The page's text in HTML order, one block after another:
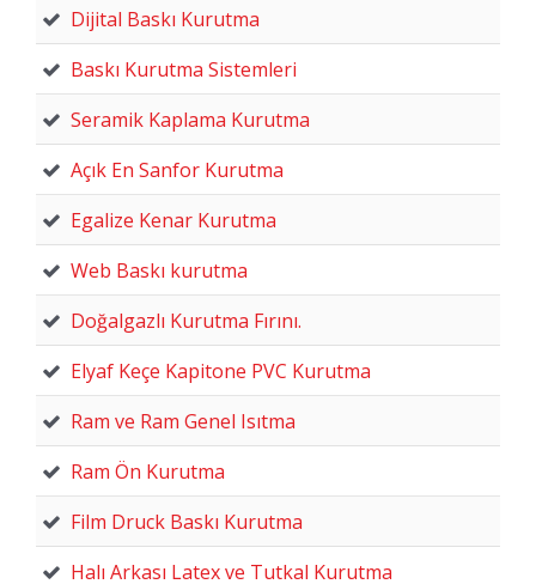
Dijital Baskı Kurutma
Baskı Kurutma Sistemleri
Seramik Kaplama Kurutma
Açık En Sanfor Kurutma
Egalize Kenar Kurutma
Web Baskı kurutma
Doğalgazlı Kurutma Fırını.
Elyaf Keçe Kapitone PVC Kurutma
Ram ve Ram Genel Isıtma
Ram Ön Kurutma
Film Druck Baskı Kurutma
Halı Arkası Latex ve Tutkal Kurutma